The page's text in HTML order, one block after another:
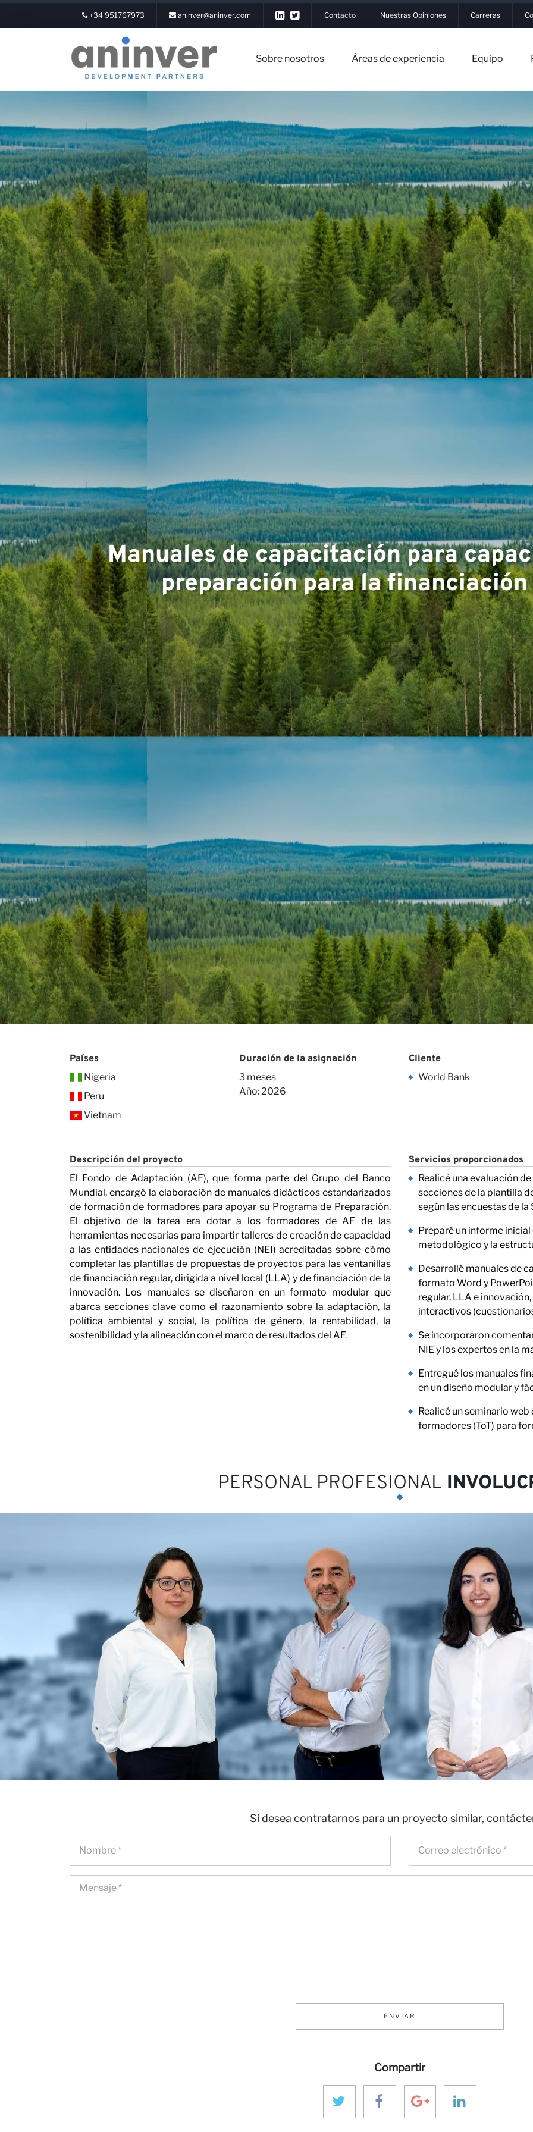
+34 951767973 aninver@aninver.com Contacto Nuestras Opiniones Carreras
Sobre nosotros Áreas de experiencia Equipo
Iniciar Sesión
Sobre
Áreas de
experiencia
Equipo
Proyectos
Contacto
Nuestras
Colabora con
nosotros
Noticias
Manuales de capacitación para
preparación para la
Países
Nigeria
Peru
Vietnam
Duración de la asignación
3 meses
Año: 2026
Cliente
World Bank
Descripción del proyecto
El Fondo de Adaptación (AF), que forma parte del Grupo del Banco
Mundial, encargó la elaboración de manuales didácticos estandarizados
de formación de formadores para apoyar su Programa de Preparación.
El objetivo de la tarea era dotar a los formadores de AF de las
herramientas necesarias para impartir talleres de creación de capacidad
a las entidades nacionales de ejecución (NEI) acreditadas sobre cómo
completar las plantillas de propuestas de proyectos para las ventanillas
de financiación regular, dirigida a nivel local (LLA) y de financiación de la
innovación. Los manuales se diseñaron en un formato modular que
abarca secciones clave como el razonamiento sobre la adaptación, la
política ambiental y social, la política de género, la rentabilidad, la
sostenibilidad y la alineación con el marco de resultados del AF.
Servicios proporcionados
Realicé una evaluación
secciones de la plantilla
según las encuestas de la
Preparé un informe
metodológico y la
Desarrollé manuales de
formato Word y
regular, LLA e
interactivos
Se incorporaron
NIE y los expertos en la
Entregué los manuales
en un diseño modular y
Realicé un seminario
formadores (ToT) para
PERSONAL PROFESIONAL
Si desea contratarnos para un proyecto similar,
ENVIAR
Compartir